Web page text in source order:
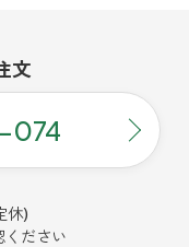
文
074
休)
ください